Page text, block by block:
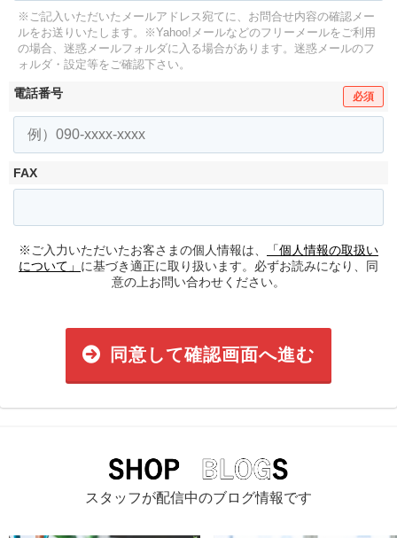
※ご記入いただいたメールアドレス宛てに、お問合せ内容の確認メー
ルをお送りいたします。
※Yahoo!メールなどのフリーメールをご利用
の場合、迷惑メールフォルダに入る場合があります。 迷惑メールのフ
ォルダ・設定等をご確認下さい。
電話番号 必須
FAX
※ご入力いただいたお客さまの個人情報は、
「個人情報の取扱い
について」 に基づき適正に取り扱います。必ずお読みになり、同
意の上お問い合わせください。
同意して確認画面へ進む
スタッフが配信中のブログ情報です